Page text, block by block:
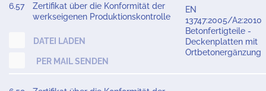
6.57
Zertifikat über die Konformität der
werkseigenen Produktionskontrolle
DATEI LADEN
PER MAIL SENDEN
EN
13747:2005/A2:2010
Betonfertigteile -
Deckenplatten mit
Ortbetonergänzung